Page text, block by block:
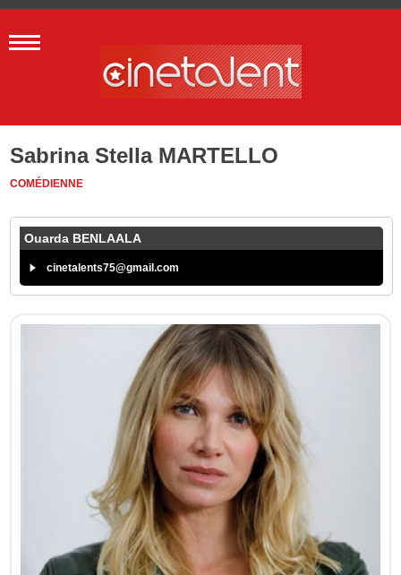
Sabrina Stella MARTELLO
COMÉDIENNE
Ouarda BENLAALA
cinetalents75@gmail.com